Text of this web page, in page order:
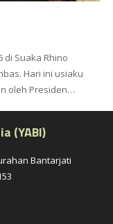
di Suaka Rhino
Hari ini usiaku
oleh Presiden…
(YABI)
Bantarjati